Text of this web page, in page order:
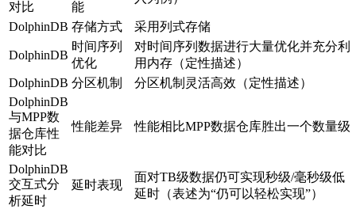
对比 能
DolphinDB 存储方式 采用列式存储
DolphinDB
时间序列
优化
对时间序列数据进行大量优化并充分利
用内存（定性描述）
DolphinDB 分区机制
分区机制灵活高效（定性描述）
DolphinDB
与MPP数
据仓库性
能对比
性能差异 性能相比MPP数据仓库胜出一个数量级
DolphinDB
交互式分
析延时
延时表现
面对TB级数据仍可实现秒级/毫秒级低
延时（表述为“仍可以轻松实现”）